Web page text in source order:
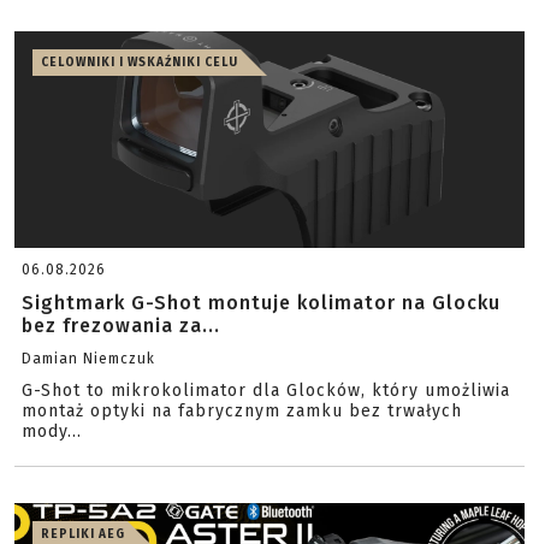
CELOWNIKI I WSKAŹNIKI CELU
06.08.2026
Sightmark G-Shot montuje kolimator na Glocku
bez frezowania za...
Damian Niemczuk
G-Shot to mikrokolimator dla Glocków, który umożliwia
montaż optyki na fabrycznym zamku bez trwałych
mody...
REPLIKI AEG